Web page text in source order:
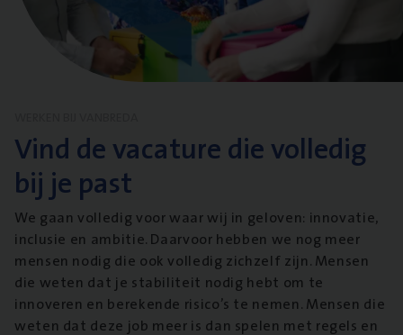
Vind de vacature die volledig
bij je past
We gaan volledig voor waar wij in geloven: innovatie,
inclusie en ambitie. Daarvoor hebben we nog meer
mensen nodig die ook volledig zichzelf zijn. Mensen
die weten dat je stabiliteit nodig hebt om te
innoveren en berekende risico’s te nemen. Mensen die
weten dat deze job meer is dan spelen met regels en